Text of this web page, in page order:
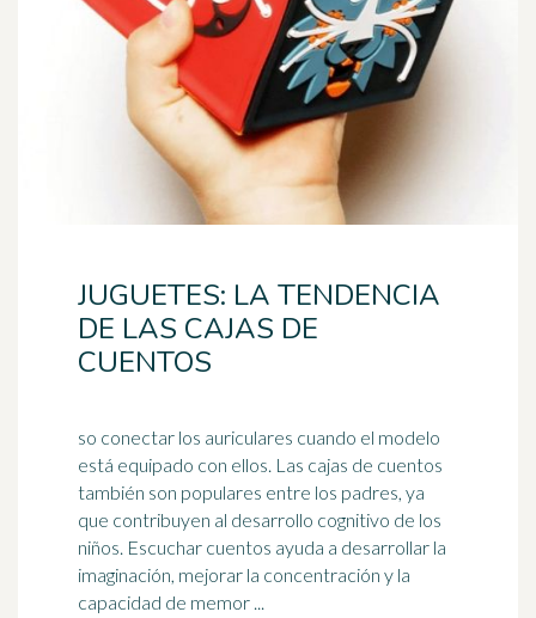
JUGUETES: LA TENDENCIA
DE LAS CAJAS DE
CUENTOS
so conectar los auriculares cuando el modelo
está equipado con ellos. Las cajas de cuentos
también son populares entre los padres, ya
que contribuyen al desarrollo cognitivo de los
niños. Escuchar cuentos ayuda a desarrollar la
imaginación, mejorar la concentración y la
capacidad de memor ...